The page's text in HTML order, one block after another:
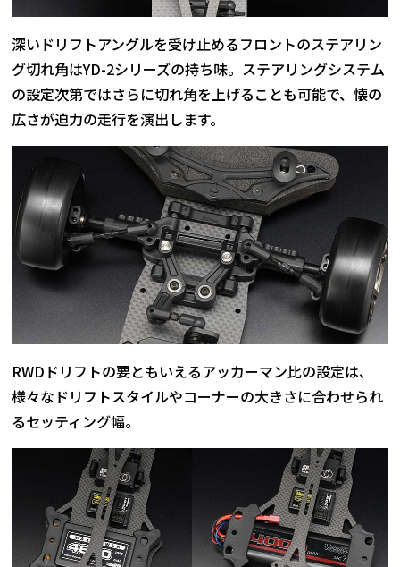
深いドリフトアングルを受け止めるフロントのステアリン
グ切れ角はYD-2シリーズの持ち味。ステアリングシステム
の設定次第ではさらに切れ角を上げることも可能で、懐の
広さが迫力の走行を演出します。
RWDドリフトの要ともいえるアッカーマン比の設定は、
様々なドリフトスタイルやコーナーの大きさに合わせられ
るセッティング幅。